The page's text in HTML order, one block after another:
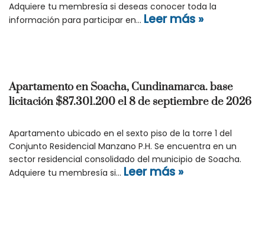
Adquiere tu membresía si deseas conocer toda la
información para participar en… Leer más »
Apartamento en Soacha, Cundinamarca. base
licitación $87.301.200 el 8 de septiembre de 2026
Apartamento ubicado en el sexto piso de la torre 1 del
Conjunto Residencial Manzano P.H. Se encuentra en un
sector residencial consolidado del municipio de Soacha.
Adquiere tu membresía si… Leer más »